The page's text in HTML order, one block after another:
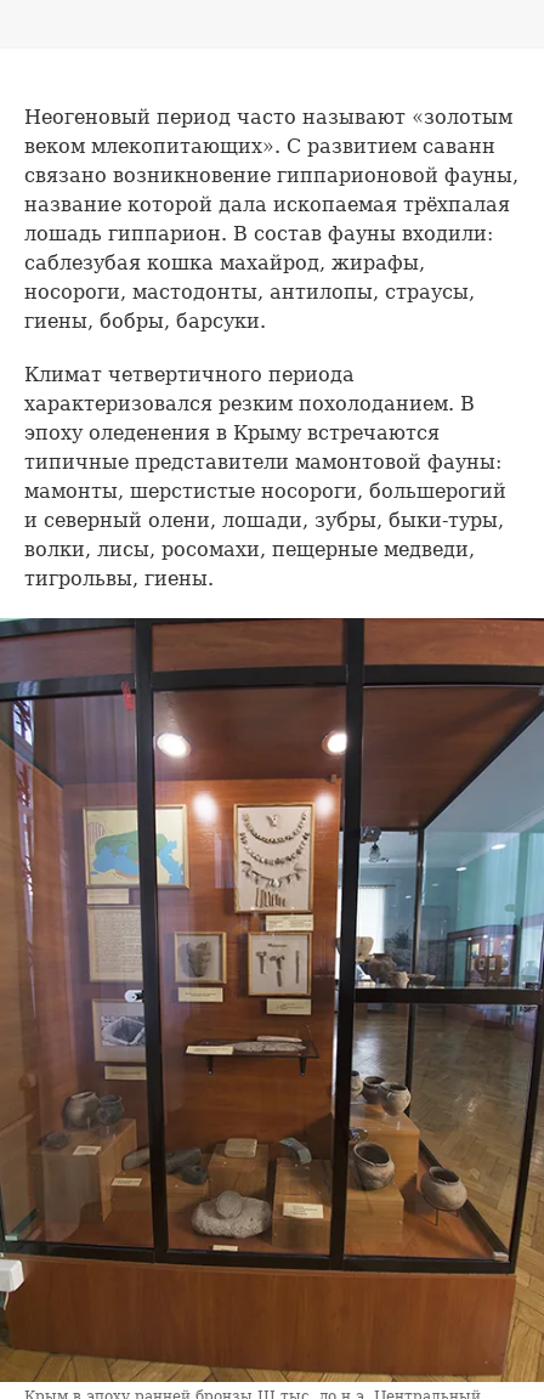
Неогеновый период часто называют «золотым
веком млекопитающих». С развитием саванн
связано возникновение гиппарионовой фауны,
название которой дала ископаемая трёхпалая
лошадь гиппарион. В состав фауны входили:
саблезубая кошка махайрод, жирафы,
носороги, мастодонты, антилопы, страусы,
гиены, бобры, барсуки.
Климат четвертичного периода
характеризовался резким похолоданием. В
эпоху оледенения в Крыму встречаются
типичные представители мамонтовой фауны:
мамонты, шерстистые носороги, большерогий
и северный олени, лошади, зубры, быки-туры,
волки, лисы, росомахи, пещерные медведи,
тигрольвы, гиены.